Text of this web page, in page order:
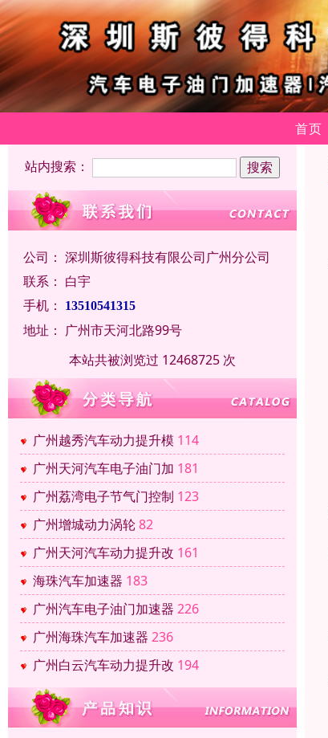
首页
站内搜索：
公司： 深圳斯彼得科技有限公司广州分公司
联系： 白宇
手机：
13510541315
地址： 广州市天河北路99号
本站共被浏览过 12468725 次
广州越秀汽车动力提升模 114
广州天河汽车电子油门加 181
广州荔湾电子节气门控制 123
广州增城动力涡轮82
广州天河汽车动力提升改 161
海珠汽车加速器 183
广州汽车电子油门加速器 226
广州海珠汽车加速器 236
广州白云汽车动力提升改 194